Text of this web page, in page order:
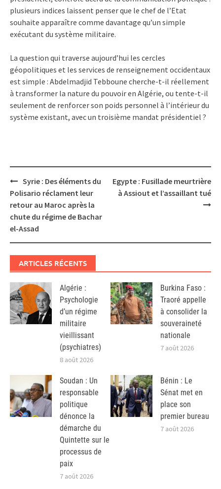
plusieurs indices laissent penser que le chef de l’Etat
souhaite apparaître comme davantage qu’un simple
exécutant du système militaire.
La question qui traverse aujourd’hui les cercles
géopolitiques et les services de renseignement occidentaux
est simple : Abdelmadjid Tebboune cherche-t-il réellement
à transformer la nature du pouvoir en Algérie, ou tente-t-il
seulement de renforcer son poids personnel à l’intérieur du
système existant, avec un troisième mandat présidentiel ?
Post
navigation
Syrie : Des éléments du
Polisario réclament leur
retour au Maroc après la
chute du régime de Bachar
el-Assad
Egypte : Fusillade meurtrière
à Assiout et l’assaillant tué
ARTICLES RÉCENTS
Algérie :
Psychologie
d’un régime
militaire
vieillissant
(psychiatres)
8 août 2026
Burkina Faso :
Traoré appelle
à consolider la
souveraineté
nationale
7 août 2026
Soudan : Un
responsable
politique
dénonce la
démarche du
Quintette sur le
processus de
paix
7 août 2026
Bénin : Le
Sénat met en
place son
premier bureau
7 août 2026